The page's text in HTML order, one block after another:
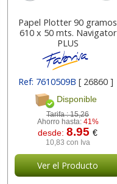
Papel Plotter 90 gramos
610 x 50 mts. Navigator
PLUS
Ref: 7610509B[ 26860 ]
Disponible
Tarifa :15,26
Ahorro hasta: 41%
desde:8.95€
10,83 con Iva
Ver el Producto